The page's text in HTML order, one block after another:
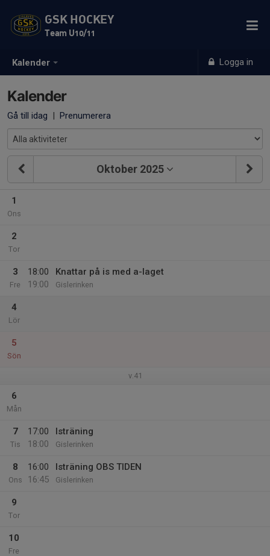
Kalender Logga in
GSK HOCKEY
Team U10/11
Kalender
Gå till idag | Prenumerera
Oktober 2025
1
Ons
2
Tor
3
Fre
18:00
19:00
Knattar på is med a-laget
Gislerinken
4
Lör
5
Sön
v.41
6
Mån
7
Tis
17:00
18:00
Isträning
Gislerinken
8
Ons
16:00
16:45
Isträning OBS TIDEN
Gislerinken
9
Tor
10
Fre